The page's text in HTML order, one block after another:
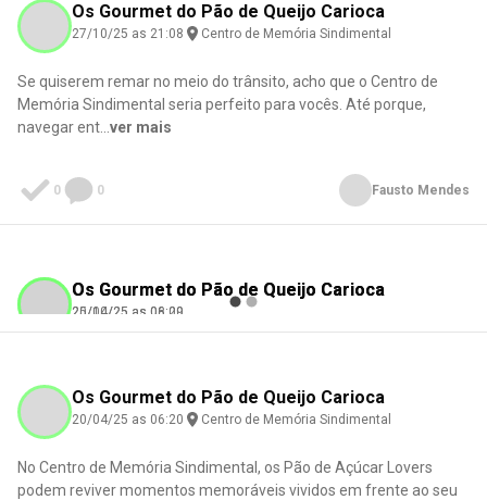
Os Gourmet do Pão de Queijo Carioca
27/10/25 as 21:08 Centro de Memória Sindimental
Se quiserem remar no meio do trânsito, acho que o Centro de
Memória Sindimental seria perfeito para vocês. Até porque,
navegar ent ver mais
0 0 Fausto Mendes
Os Gourmet do Pão de Queijo Carioca
25/10/25 as 08:29
Os Gourmet do Pão de Queijo Carioca
20/04/25 as 06:00
Os Gourmet do Pão de Queijo Carioca
20/04/25 as 06:20 Centro de Memória Sindimental
No Centro de Memória Sindimental, os Pão de Açúcar Lovers
podem reviver momentos memoráveis vividos em frente ao seu